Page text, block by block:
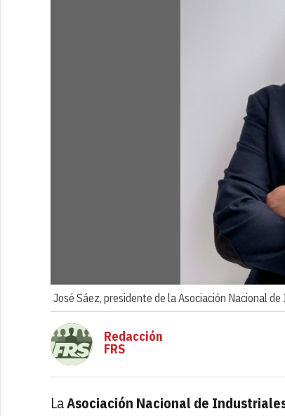
José Sáez, presidente de la Asociación Nacional
Redacción
FRS
LaAsociación Nacional de